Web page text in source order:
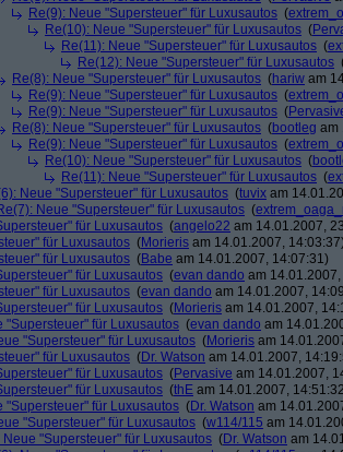
Re(9): Neue "Supersteuer" für Luxusautos (
Re(10): Neue "Supersteuer" für Luxusautos (
Re(11): Neue "Supersteuer" für Luxusautos (
Re(12): Neue "Supersteuer" für Luxusautos
Re(8): Neue "Supersteuer" für Luxusautos (hariw am
Re(9): Neue "Supersteuer" für Luxusautos (
Re(9): Neue "Supersteuer" für Luxusautos (
Re(8): Neue "Supersteuer" für Luxusautos (bootleg am
Re(9): Neue "Supersteuer" für Luxusautos (
Re(10): Neue "Supersteuer" für Luxusautos (
Re(11): Neue "Supersteuer" für Luxusautos (
Neue "Supersteuer" für Luxusautos (tuvix am
Neue "Supersteuer" für Luxusautos (
für Luxusautos (angelo22 am 14.01.2007,
für Luxusautos (Morieris am 14.01.2007,
für Luxusautos (Babe am 14.01.2007, 14:07:31)
für Luxusautos (evan dando am
für Luxusautos (evan dando am 14.01.2007,
für Luxusautos (Morieris am 14.01.2007,
"Supersteuer" für Luxusautos (evan dando am
"Supersteuer" für Luxusautos (Morieris am
für Luxusautos (Dr. Watson am 14.01.2007,
für Luxusautos (Pervasive am 14.01.2007,
für Luxusautos (thE am 14.01.2007,
"Supersteuer" für Luxusautos (Dr. Watson am
"Supersteuer" für Luxusautos (w114/115 am
Neue "Supersteuer" für Luxusautos (Dr. Watson am